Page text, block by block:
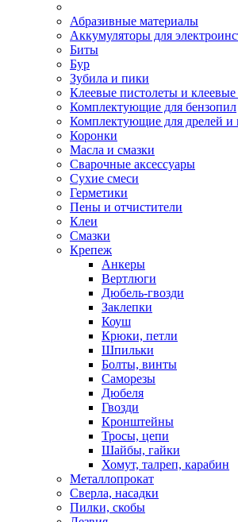
Абразивные материалы
Аккумуляторы для
Биты
Бур
Зубила и пики
Клеевые пистолеты и
Комплектующие для бензопил
Комплектующие для дрелей и
Коронки
Масла и смазки
Сварочные аксессуары
Сухие смеси
Герметики
Пены и отчистители
Клеи
Смазки
Крепеж
Анкеры
Вертлюги
Дюбель-гвозди
Заклепки
Коуш
Крюки, петли
Шпильки
Болты, винты
Саморезы
Дюбеля
Гвозди
Кронштейны
Тросы, цепи
Шайбы, гайки
Хомут, талреп, карабин
Металлопрокат
Сверла, насадки
Пилки, скобы